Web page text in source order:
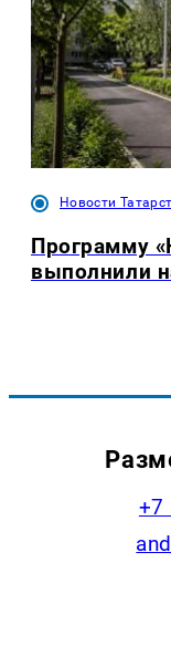
Новости
Программу
выполнили
+7